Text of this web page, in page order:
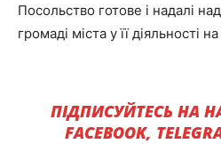
Посольство готове і надалі
громаді міста у її діяльності
ПІДПИСУЙТЕСЬ НА
FACEBOOK,